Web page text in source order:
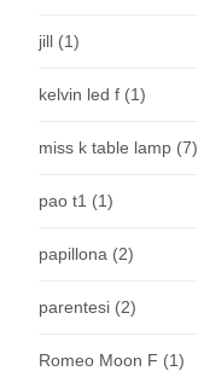
jill (1)
kelvin led f (1)
miss k table lamp (7)
pao t1 (1)
papillona (2)
parentesi (2)
Romeo Moon F (1)